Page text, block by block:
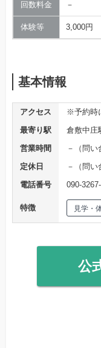
回数料金 －
体験等 3,000円
基本情報
アクセス
※予約時
最寄り駅
倉敷中庄
営業時間
－（問い
定休日
－（問い
電話番号
090-
特徴 見学・
公